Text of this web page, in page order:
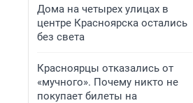
Дома на четырех улицах в
центре Красноярска остались
без света
Красноярцы отказались от
«мучного». Почему никто не
покупает билеты на